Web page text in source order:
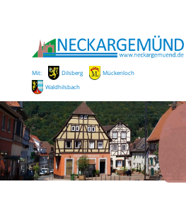
Mit: Dilsberg
Mückenloch
Waldhilsbach